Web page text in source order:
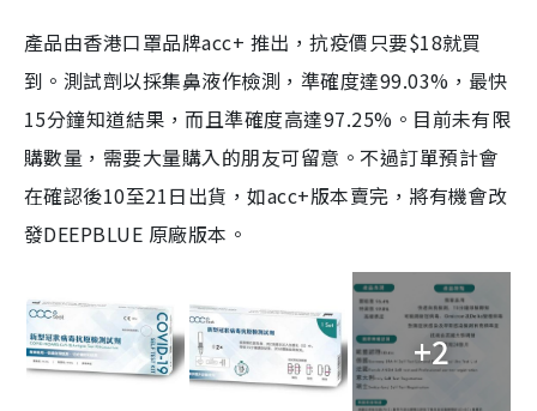
產品由香港口罩品牌acc+ 推出，抗疫價只要$18就買
到。測試劑以採集鼻液作檢測，準確度達99.03%，最快
15分鐘知道結果，而且準確度高達97.25%。目前未有限
購數量，需要大量購入的朋友可留意。不過訂單預計會
在確認後10至21日出貨，如acc+版本賣完，將有機會改
發DEEPBLUE 原廠版本。
+2